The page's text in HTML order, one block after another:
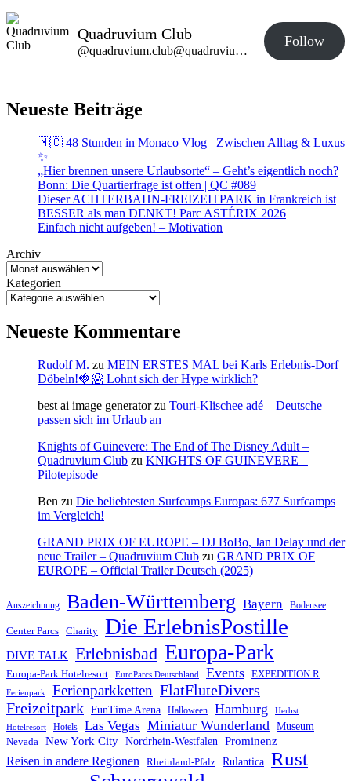
Quadruvium Club
@quadruvium.club@quadruvium.club
Follow
Neueste Beiträge
🇲🇨 48 Stunden in Monaco Vlog– Zwischen Alltag & Luxus
✨
„Hier brennen unsere Urlaubsorte“ – Geht’s eigentlich noch?
Bonn: Die Quartierfrage ist offen | QC #089
Dieser ACHTERBAHN-FREIZEITPARK in Frankreich ist
BESSER als man DENKT! Parc ASTÉRIX 2026
Einfach nicht aufgeben! – Motivation
Archiv
Kategorien
Neueste Kommentare
Rudolf M. zu MEIN ERSTES MAL bei Karls Erlebnis-Dorf
Döbeln!🍓😱 Lohnt sich der Hype wirklich?
best ai image generatorzu Touri-Klischee adé – Deutsche
passen sich im Urlaub an
Knights of Guinevere: The End of The Disney Adult –
Quadruvium Club zu KNIGHTS OF GUINEVERE –
Pilotepisode
Ben zu Die beliebtesten Surfcamps Europas: 677 Surfcamps
im Vergleich!
GRAND PRIX OF EUROPE – DJ BoBo, Jan Delay und der
neue Trailer – Quadruvium Club zu GRAND PRIX OF
EUROPE – Official Trailer Deutsch (2025)
Auszeichnung Baden-Württemberg Bayern Bodensee
Center Parcs Charity Die ErlebnisPostille
DIVE TALK Erlebnisbad Europa-Park
Europa-Park Hotelresort EuroParcs Deutschland Events EXPEDITION R
Ferienpark Ferienparkketten FlatFluteDivers
Freizeitpark FunTime Arena Halloween Hamburg Herbst
Hotelresort Hotels Las Vegas Miniatur Wunderland Museum
Nevada New York City Nordrhein-Westfalen
Prominenz
Reisen in andere Regionen
Rheinland-Pfalz Rulantica Rust